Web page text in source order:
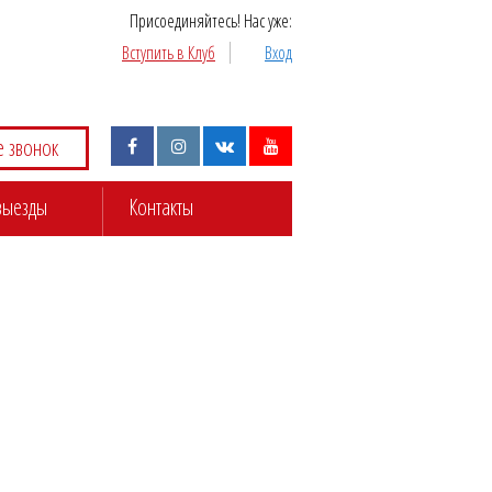
Присоединяйтесь! Нас уже:
Вступить в Клуб
Вход
звонок
Контакты